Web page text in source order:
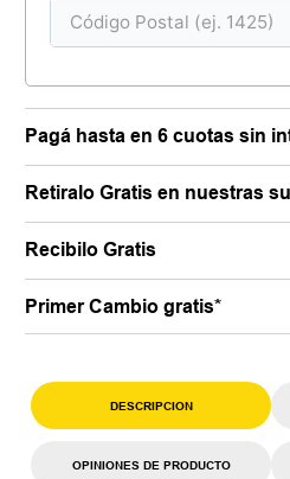
Pagá hasta en 6 cuotas sin
Retiralo Gratis en nuestras
Recibilo Gratis
Primer Cambio gratis*
DESCRIPCION
OPINIONES DE PRODUCTO